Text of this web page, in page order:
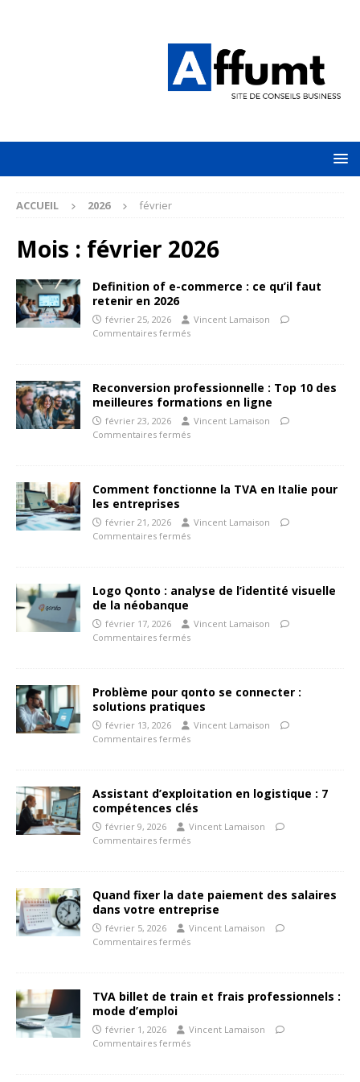
ACCUEIL 2026 février
Mois : février 2026
Definition of e-commerce : ce qu’il faut
retenir en 2026
février 25, 2026
Vincent Lamaison
Commentaires fermés
Reconversion professionnelle : Top 10 des
meilleures formations en ligne
février 23, 2026
Vincent Lamaison
Commentaires fermés
Comment fonctionne la TVA en Italie pour
les entreprises
février 21, 2026
Vincent Lamaison
Commentaires fermés
Logo Qonto : analyse de l’identité visuelle
de la néobanque
février 17, 2026
Vincent Lamaison
Commentaires fermés
Problème pour qonto se connecter :
solutions pratiques
février 13, 2026
Vincent Lamaison
Commentaires fermés
Assistant d’exploitation en logistique : 7
compétences clés
février 9, 2026
Vincent Lamaison
Commentaires fermés
Quand fixer la date paiement des salaires
dans votre entreprise
février 5, 2026
Vincent Lamaison
Commentaires fermés
TVA billet de train et frais professionnels :
mode d’emploi
février 1, 2026
Vincent Lamaison
Commentaires fermés